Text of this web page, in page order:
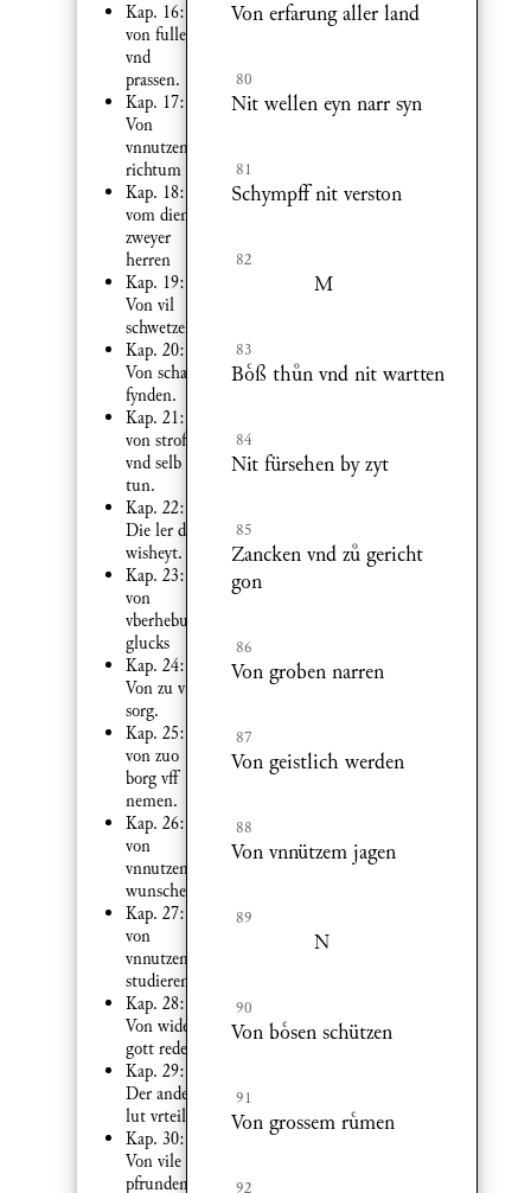
Kap. 16:
von fullen
vnd
prassen.
Kap. 17:
Von
vnnutzem
richtum
Kap. 18:
vom dienst
zweyer
herren
Kap. 19:
Von vil
schwetzen.
Kap. 20:
Von schatz
fynden.
Kap. 21:
von stroffen
vnd selb
tun.
Kap. 22:
Die ler der
wisheyt.
Kap. 23:
von
vberhebung
glucks
Kap. 24:
Von zu vil
sorg.
Kap. 25:
von zuo
borg vff
nemen.
Kap. 26:
von
vnnutzem
wunschen
Kap. 27:
von
vnnutzem
studieren
Kap. 28:
Von wider
gott reden
Kap. 29:
Der ander
lut vrteilt.
Kap. 30:
Von vile der
pfrunden
Von erfarung aller land
80
Nit wellen eyn narr syn
81
Schympff nit verston
82
M
83
Bß thn vnd nit wartten
84
Nit fürsehen by zyt
85
Zancken vnd z gericht
gon
86
Von groben narren
87
Von geistlich werden
88
Von vnnützem jagen
89
N
90
Von bsen schützen
91
Von grossem rmen
92